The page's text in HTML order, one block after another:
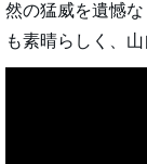
然の猛威を遺憾
も素晴らしく、